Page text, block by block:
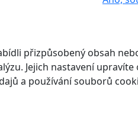
přizpůsobený obsah
Jejich nastavení
a používání souborů